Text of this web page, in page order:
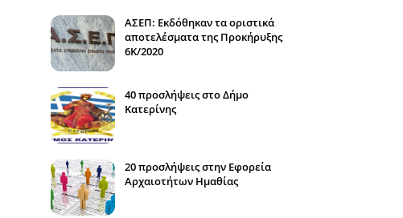
ΑΣΕΠ: Εκδόθηκαν τα οριστικά
αποτελέσματα της Προκήρυξης
6Κ/2020
40 προσλήψεις στο Δήμο
Κατερίνης
20 προσλήψεις στην Εφορεία
Αρχαιοτήτων Ημαθίας